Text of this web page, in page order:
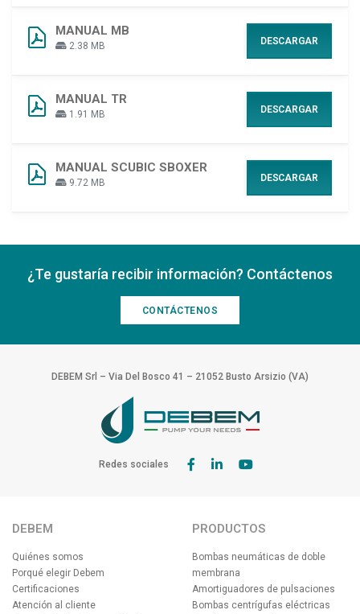
MANUAL MB
2.38 MB DESCARGAR
MANUAL TR
1.91 MB DESCARGAR
MANUAL SCUBIC SBOXER
9.72 MB DESCARGAR
¿Te gustaría recibir información? Contáctenos
CONTÁCTENOS
DEBEM Srl – Via Del Bosco 41 – 21052 Busto Arsizio (VA)
Redes sociales
DEBEM
Quiénes somos
Porqué elegir Debem
Certificaciones
Atención al cliente
PRODUCTOS
Bombas neumáticas de doble
membrana
Amortiguadores de pulsaciones
Bombas centrígufas eléctricas